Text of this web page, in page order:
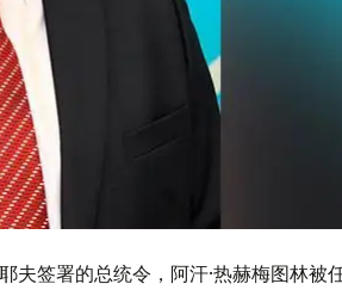
夫签署的总统令，阿汗·热赫梅图林被